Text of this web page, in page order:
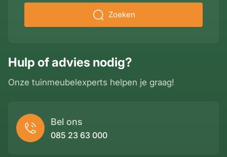
Hulp of advies nodig?
Onze tuinmeubelexperts helpen je graag!
Bel ons
085 23 63 000
Zoeken